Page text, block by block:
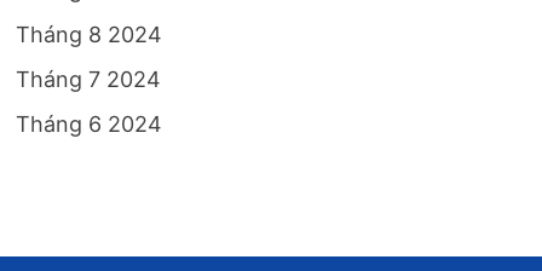
Tháng 8 2024
Tháng 7 2024
Tháng 6 2024